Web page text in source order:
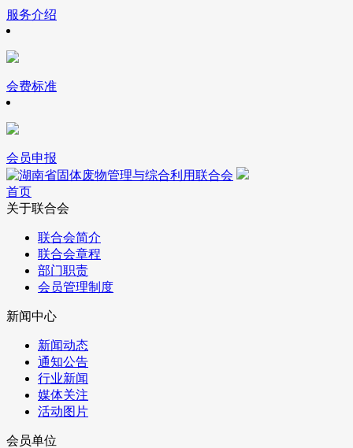
服务介绍
会费标准
会员申报
首页
关于联合会
联合会简介
联合会章程
部门职责
会员管理制度
新闻中心
新闻动态
通知公告
行业新闻
媒体关注
活动图片
会员单位